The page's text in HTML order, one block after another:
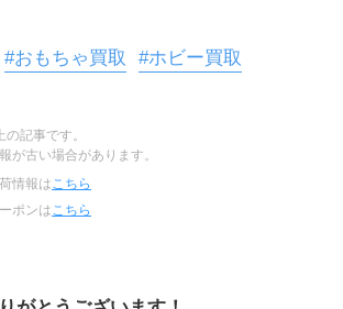
#おもちゃ買取
#ホビー買取
記事です。
が古い場合があります。
情報は こちら
ポンは こちら